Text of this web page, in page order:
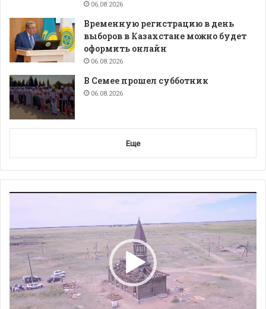
06.08.2026
Временную регистрацию в день
выборов в Казахстане можно будет
оформить онлайн
06.08.2026
В Семее прошел субботник
06.08.2026
Еще